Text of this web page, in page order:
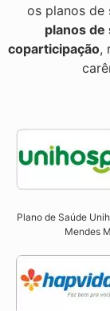
os planos de
planos de
coparticipação,
Plano de Saúde
Mendes